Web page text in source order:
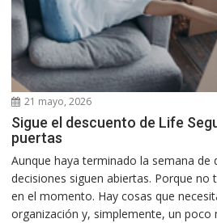
21 mayo, 2026
Sigue el descuento de Life
puertas
Aunque haya terminado la semana de
decisiones siguen abiertas. Porque
en el momento. Hay cosas que
organización y, simplemente, un poco